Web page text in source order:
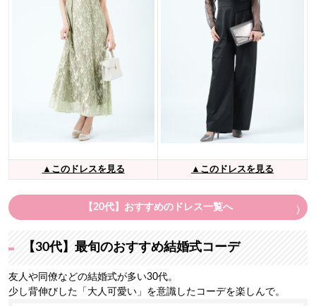
▲このドレスを見る ▲このドレスを見る
【20代】おすすめのドレス一覧へ
【30代】最旬のおすすめ結婚式コーデ
友人や同僚などの結婚式が多い30代。
少し背伸びした「大人可愛い」を意識したコーデを楽しんで。